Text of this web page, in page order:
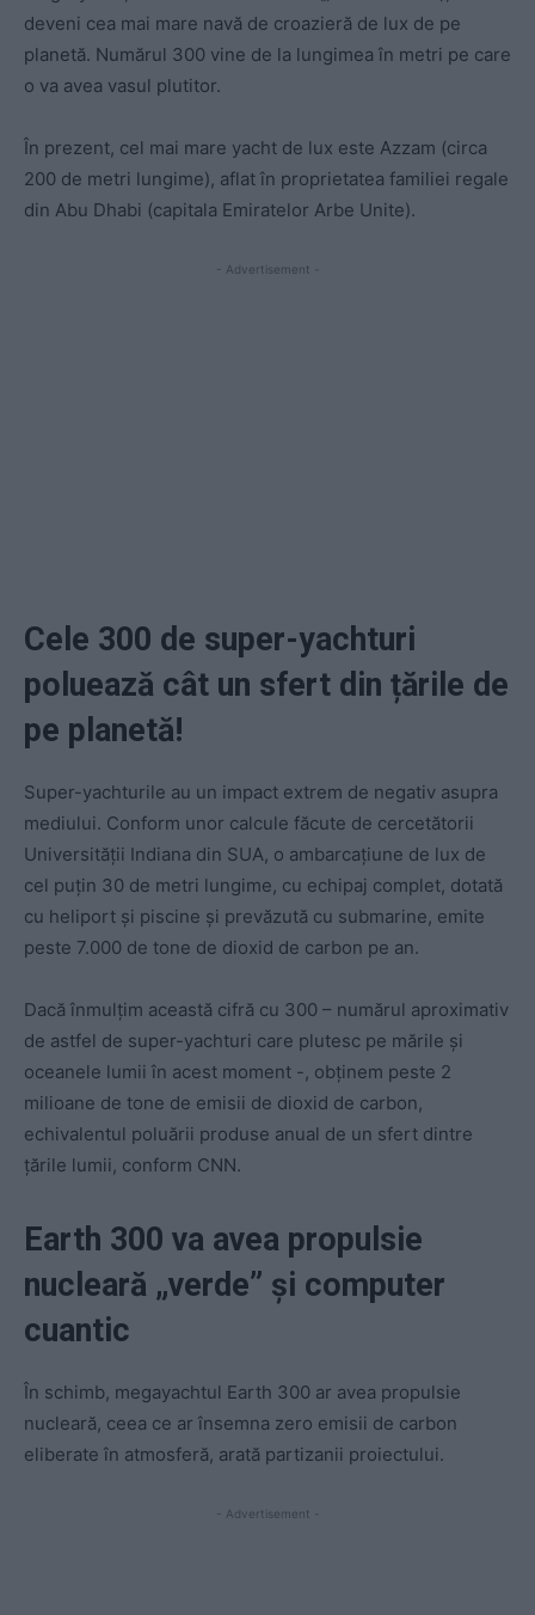
deveni cea mai mare navă de croazieră de lux de pe
planetă. Numărul 300 vine de la lungimea în metri pe care
o va avea vasul plutitor.
În prezent, cel mai mare yacht de lux este Azzam (circa
200 de metri lungime), aflat în proprietatea familiei regale
din Abu Dhabi (capitala Emiratelor Arbe Unite).
- Advertisement -
Cele 300 de super-yachturi
poluează cât un sfert din țările de
pe planetă!
Super-yachturile au un impact extrem de negativ asupra
mediului. Conform unor calcule făcute de cercetătorii
Universităţii Indiana din SUA, o ambarcaţiune de lux de
cel puţin 30 de metri lungime, cu echipaj complet, dotată
cu heliport şi piscine şi prevăzută cu submarine, emite
peste 7.000 de tone de dioxid de carbon pe an.
Dacă înmulţim această cifră cu 300 – numărul aproximativ
de astfel de super-yachturi care plutesc pe mările şi
oceanele lumii în acest moment -, obţinem peste 2
milioane de tone de emisii de dioxid de carbon,
echivalentul poluării produse anual de un sfert dintre
ţările lumii, conform CNN.
Earth 300 va avea propulsie
nucleară „verde” şi computer
cuantic
În schimb, megayachtul Earth 300 ar avea propulsie
nucleară, ceea ce ar însemna zero emisii de carbon
eliberate în atmosferă, arată partizanii proiectului.
- Advertisement -